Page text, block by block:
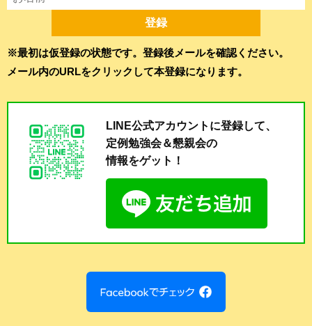
※最初は仮登録の状態です。登録後メールを確認ください。
メール内のURLをクリックして本登録になります。
LINE公式アカウントに登録して、
定例勉強会＆懇親会の
情報をゲット！